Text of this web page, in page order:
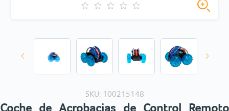
SKU: 100215148
Coche de Acrobacias de Control Remoto